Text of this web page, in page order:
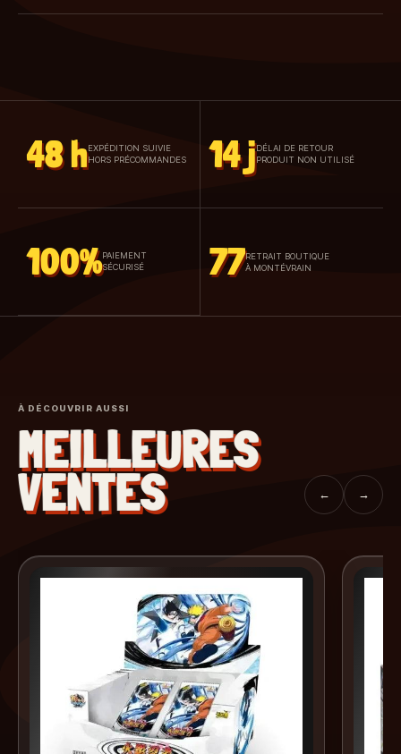
48 h EXPÉDITION SUIVIE
HORS PRÉCOMMANDES
14 jDÉLAI DE RETOUR
PRODUIT NON UTILISÉ
100% PAIEMENT
SÉCURISÉ
77RETRAIT BOUTIQUE
À MONTÉVRAIN
À DÉCOUVRIR AUSSI
MEILLEURES
VENTES ← →